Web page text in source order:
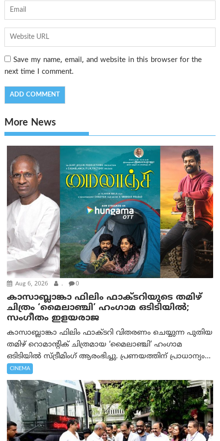
Save my name, email, and website in this browser for the
next time I comment.
More News
Aug 6, 2026 . 0
കാസാബ്ലാങ്കാ ഫിലിം ഫാക്ടറിയുടെ തമിഴ്
ചിത്രം ‘മൈലാഞ്ചി’ ഹംഗാമ ഒടിടിയിൽ;
സംഗീതം ഇളയരാജ
കാസാബ്ലാങ്കാ ഫിലിം ഫാക്ടറി വിതരണം ചെയ്യുന്ന പുതിയ
തമിഴ് റൊമാന്റിക് ചിത്രമായ ‘മൈലാഞ്ചി’ ഹംഗാമ
ഒടിടിയിൽ സ്ട്രീമിംഗ് ആരംഭിച്ചു. പ്രണയത്തിന് പ്രാധാന്യം...
CINEMA